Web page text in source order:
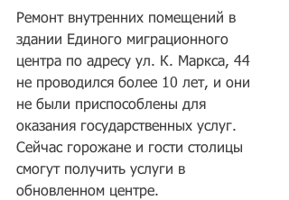
Ремонт внутренних помещений в
здании Единого миграционного
центра по адресу ул. К. Маркса, 44
не проводился более 10 лет, и они
не были приспособлены для
оказания государственных услуг.
Сейчас горожане и гости столицы
смогут получить услуги в
обновленном центре.